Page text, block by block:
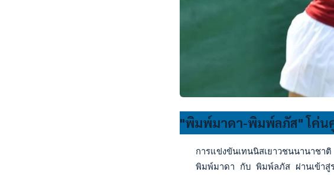
"พิมพ์มาดา-พิมพ์ลภัส" โค่นคู่
การแข่งขันเทนนิสเยาวชนนานาชา
พิมพ์มาดา กับ พิมพ์ลภัส ผ่านเข้าสู่